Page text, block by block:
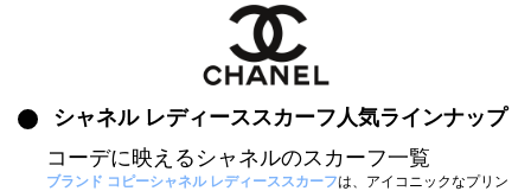
ーお
新作入荷！ルイ・ヴィトンスーパーコピー バッグ最新モデルが登場。
当店は正真正銘のn級スーパーコピーのみ取扱い。最高品質の再現度を
2026春の新作続々更新中！期間中のご注文でお得な割引をご利用いただ
新作入荷！ルイ・ヴィトンスーパーコピー バッグ最新モデルが登場。
シャネル レディーススカーフ人気ラインナップ
コーデに映えるシャネルのスカーフ一覧
ブランド コピーシャネル レディーススカーフは、アイコニックなプリン